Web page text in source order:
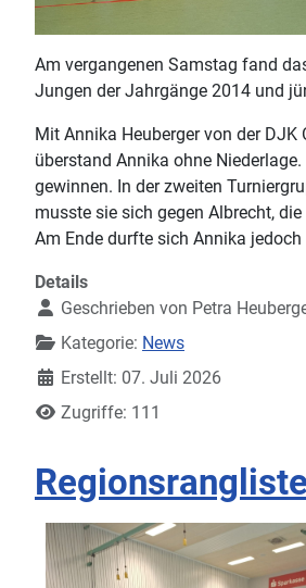
Am vergangenen Samstag fand
Jungen der Jahrgänge 2014 und
Mit Annika Heuberger von der
überstand Annika ohne
gewinnen. In der zweiten
musste sie sich gegen Albrecht,
Am Ende durfte sich Annika
Details
Geschrieben von Petra
Kategorie: News
Erstellt: 07. Juli 2026
Zugriffe: 111